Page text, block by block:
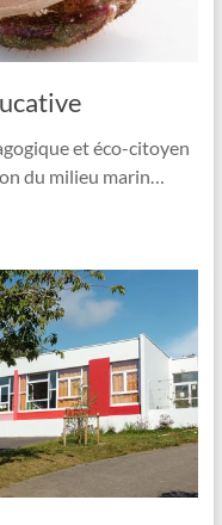
et éco-citoyen
du milieu marin…